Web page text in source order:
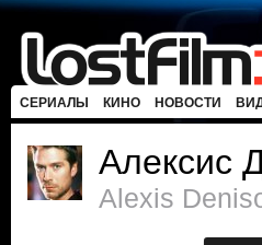
СЕРИАЛЫ КИНО НОВОСТИ
Алексис
Alexis